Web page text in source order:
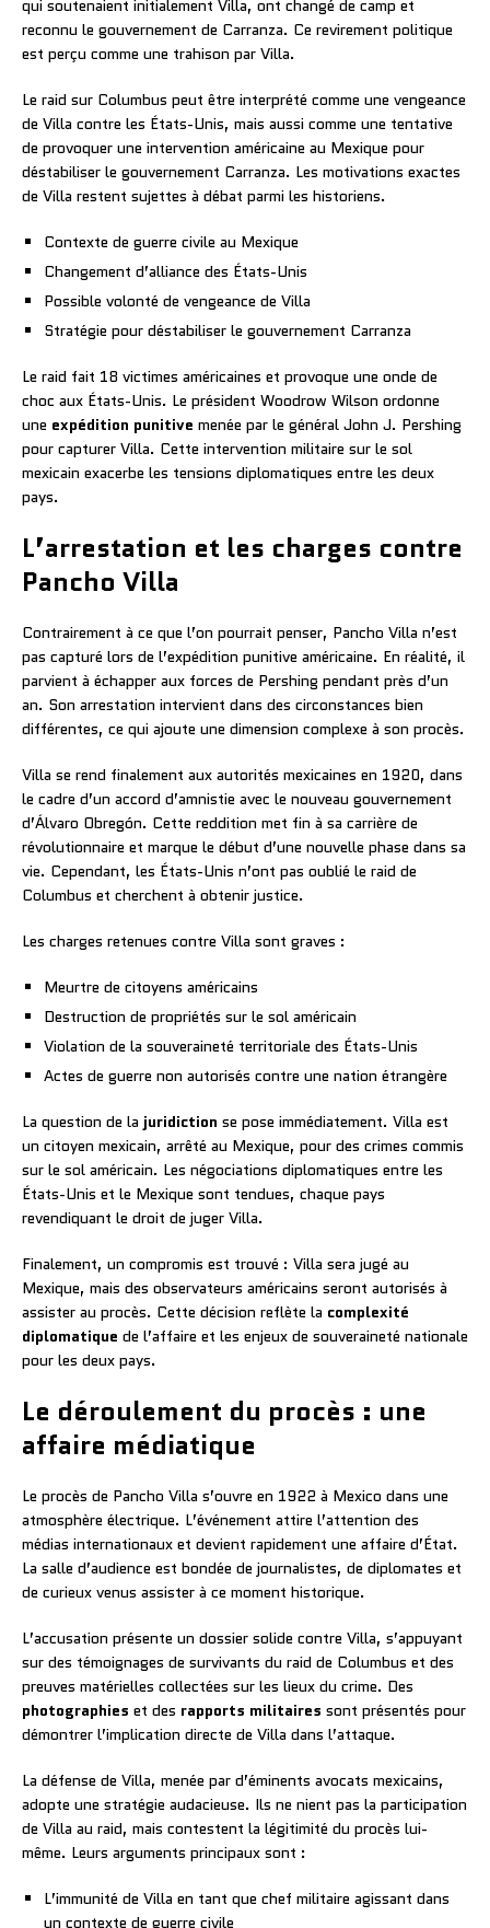
qui soutenaient initialement Villa, ont changé de camp et
reconnu le gouvernement de Carranza. Ce revirement politique
est perçu comme une trahison par Villa.
Le raid sur Columbus peut être interprété comme une vengeance
de Villa contre les États-Unis, mais aussi comme une tentative
de provoquer une intervention américaine au Mexique pour
déstabiliser le gouvernement Carranza. Les motivations exactes
de Villa restent sujettes à débat parmi les historiens.
Contexte de guerre civile au Mexique
Changement d’alliance des États-Unis
Possible volonté de vengeance de Villa
Stratégie pour déstabiliser le gouvernement Carranza
Le raid fait 18 victimes américaines et provoque une onde de
choc aux États-Unis. Le président Woodrow Wilson ordonne
une expédition punitive menée par le général John J. Pershing
pour capturer Villa. Cette intervention militaire sur le sol
mexicain exacerbe les tensions diplomatiques entre les deux
pays.
L’arrestation et les charges contre
Pancho Villa
Contrairement à ce que l’on pourrait penser, Pancho Villa n’est
pas capturé lors de l’expédition punitive américaine. En réalité, il
parvient à échapper aux forces de Pershing pendant près d’un
an. Son arrestation intervient dans des circonstances bien
différentes, ce qui ajoute une dimension complexe à son procès.
Villa se rend finalement aux autorités mexicaines en 1920, dans
le cadre d’un accord d’amnistie avec le nouveau gouvernement
d’Álvaro Obregón. Cette reddition met fin à sa carrière de
révolutionnaire et marque le début d’une nouvelle phase dans sa
vie. Cependant, les États-Unis n’ont pas oublié le raid de
Columbus et cherchent à obtenir justice.
Les charges retenues contre Villa sont graves :
Meurtre de citoyens américains
Destruction de propriétés sur le sol américain
Violation de la souveraineté territoriale des États-Unis
Actes de guerre non autorisés contre une nation étrangère
La question de la juridiction se pose immédiatement. Villa est
un citoyen mexicain, arrêté au Mexique, pour des crimes commis
sur le sol américain. Les négociations diplomatiques entre les
États-Unis et le Mexique sont tendues, chaque pays
revendiquant le droit de juger Villa.
Finalement, un compromis est trouvé : Villa sera jugé au
Mexique, mais des observateurs américains seront autorisés à
assister au procès. Cette décision reflète la complexité
diplomatique de l’affaire et les enjeux de souveraineté nationale
pour les deux pays.
Le déroulement du procès : une
affaire médiatique
Le procès de Pancho Villa s’ouvre en 1922 à Mexico dans une
atmosphère électrique. L’événement attire l’attention des
médias internationaux et devient rapidement une affaire d’État.
La salle d’audience est bondée de journalistes, de diplomates et
de curieux venus assister à ce moment historique.
L’accusation présente un dossier solide contre Villa, s’appuyant
sur des témoignages de survivants du raid de Columbus et des
preuves matérielles collectées sur les lieux du crime. Des
photographies et des rapports militaires sont présentés pour
démontrer l’implication directe de Villa dans l’attaque.
La défense de Villa, menée par d’éminents avocats mexicains,
adopte une stratégie audacieuse. Ils ne nient pas la participation
de Villa au raid, mais contestent la légitimité du procès lui-
même. Leurs arguments principaux sont :
L’immunité de Villa en tant que chef militaire agissant dans
un contexte de guerre civile